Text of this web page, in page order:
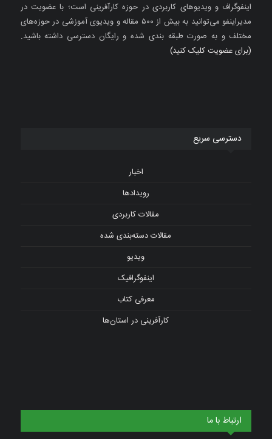
اینفوگراف و ویدیوهای کاربردی در حوزه کارآفرینی است؛ با عضویت در
مدیراینفو می‌توانید به بیش از ۵۰۰ مقاله و ویدیوی آموزشی در حوزه‌های
مختلف و به صورت طبقه بندی شده و رایگان دسترسی داشته باشید.
(برای عضویت کلیک کنید)
دسترسی سریع
اخبار
رویدادها
مقالات کاربردی
مقالات دسته‌بندی شده
ویدیو
اینفوگرافیک
معرفی کتاب
کارآفرینی در استان‌ها
ارتباط با ما